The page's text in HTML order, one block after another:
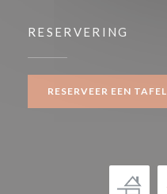
RESERVERING
RESERVEER EEN TAFEL